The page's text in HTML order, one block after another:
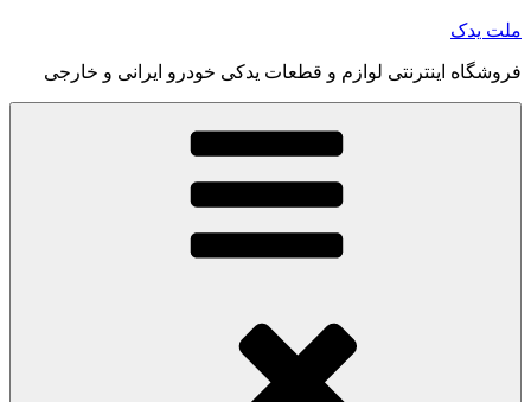
رفتن
محتوا
ملت یدک
فروشگاه اینترنتی لوازم و قطعات یدکی خودرو ایرانی و خارجی